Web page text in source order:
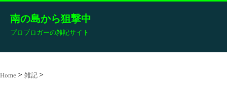
南の島から狙撃中
プロブロガーの雑記サイト
Home 雑記